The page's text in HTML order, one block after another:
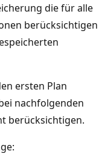
die für alle
berücksichtigen
ersten Plan
nachfolgenden
berücksichtigen.